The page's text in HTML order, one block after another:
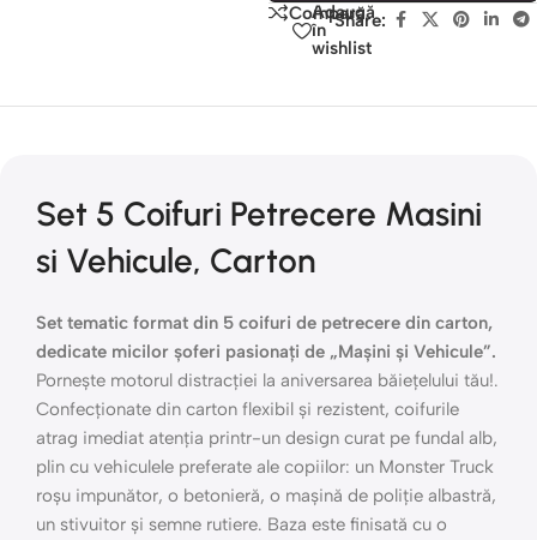
Compară
Adaugă
în
wishlist
Share:
Set 5 Coifuri Petrecere Masini
si Vehicule, Carton
Set tematic format din 5 coifuri de petrecere din carton,
dedicate micilor șoferi pasionați de „Mașini și Vehicule”.
Pornește motorul distracției la aniversarea băiețelului tău!.
Confecționate din carton flexibil și rezistent, coifurile
atrag imediat atenția printr-un design curat pe fundal alb,
plin cu vehiculele preferate ale copiilor: un Monster Truck
roșu impunător, o betonieră, o mașină de poliție albastră,
un stivuitor și semne rutiere. Baza este finisată cu o